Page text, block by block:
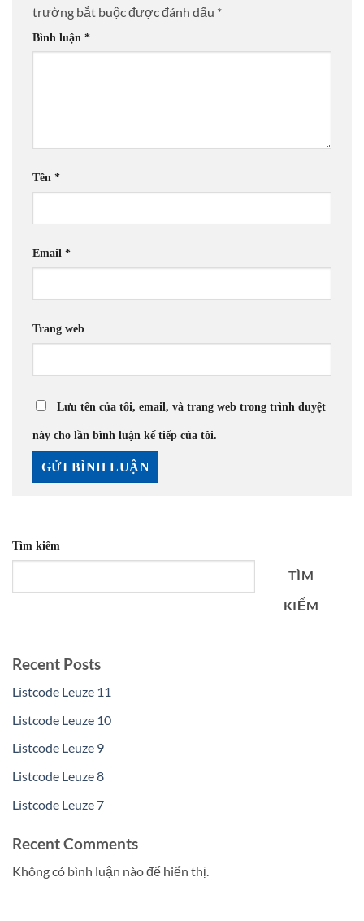
trường bắt buộc được đánh dấu *
Bình luận *
Tên *
Email *
Trang web
Lưu tên của tôi, email, và trang web trong trình duyệt
này cho lần bình luận kế tiếp của tôi.
Tìm kiếm
TÌM
KIẾM
Recent Posts
Listcode Leuze 11
Listcode Leuze 10
Listcode Leuze 9
Listcode Leuze 8
Listcode Leuze 7
Recent Comments
Không có bình luận nào để hiển thị.